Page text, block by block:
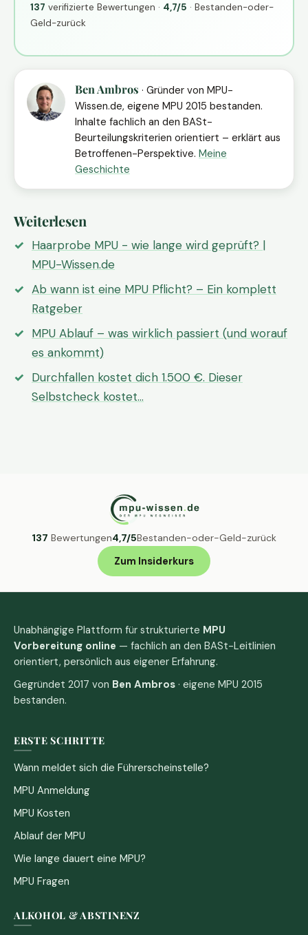
137 verifizierte Bewertungen · 4,7/5 · Bestanden-oder-
Geld-zurück
Ben Ambros · Gründer von MPU-
Wissen.de, eigene MPU 2015 bestanden.
Inhalte fachlich an den BASt-
Beurteilungskriterien orientiert – erklärt aus
Betroffenen-Perspektive. Meine
Geschichte
Weiterlesen
Haarprobe MPU - wie lange wird geprüft? |
MPU-Wissen.de
Ab wann ist eine MPU Pflicht? – Ein komplett
Ratgeber
MPU Ablauf – was wirklich passiert (und worauf
es ankommt)
Durchfallen kostet dich 1.500 €. Dieser
Selbstcheck kostet…
137 Bewertungen4,7/5Bestanden-oder-Geld-zurück
Zum Insiderkurs
Unabhängige Plattform für strukturierte MPU
Vorbereitung online — fachlich an den BASt-Leitlinien
orientiert, persönlich aus eigener Erfahrung.
Gegründet 2017 von Ben Ambros · eigene MPU 2015
bestanden.
ERSTE SCHRITTE
Wann meldet sich die Führerscheinstelle?
MPU Anmeldung
MPU Kosten
Ablauf der MPU
Wie lange dauert eine MPU?
MPU Fragen
ALKOHOL & ABSTINENZ